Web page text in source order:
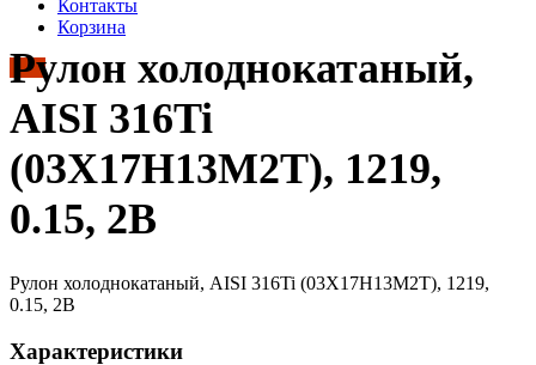
Контакты
Корзина
Рулон холоднокатаный,
AISI 316Ti
(03Х17Н13М2Т), 1219,
0.15, 2B
Рулон холоднокатаный, AISI 316Ti (03Х17Н13М2Т), 1219,
0.15, 2B
Характеристики